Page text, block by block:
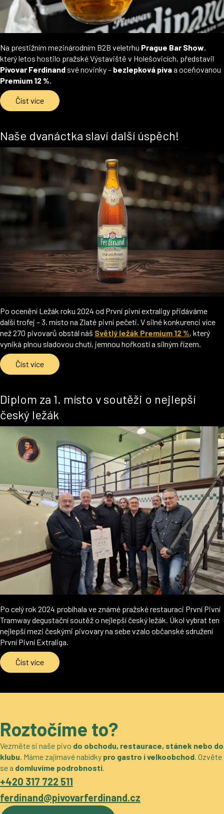
Na prestižním mezinárodním B2B veletrhu Prague Bar Show,
který letos hostilo pražské Výstaviště v Holešovicích, představil
Pivovar Ferdinand své novinky – bezlepková pivaa oceňovanou
Premium 12 %
Číst více
Naše dvanáctka slaví další úspěch!
Po ocenění Ležák roku 2024 od První pivní extraligy přidáváme
další trofej – 3. místo na Zlaté pivní pečeti. V silné konkurenci více
než 270 pivovarů obstál náš Světlý ležák Premium 12 %, který
vyniká plnou sladovou chutí, jemnou hořkostí a silným řízem.
Číst více
Diplom za 1. místo v soutěži o nejlepší
český ležák
Po celý rok 2024 probíhala ve známé pražské restauraci První Pivní
Tramway degustační soutěž o nejlepší český ležák. Úkol vybrat ten
nejlepší mezi českými pivovary na sebe vzalo občanské sdružení
První Pivní Extraliga.
Číst více
Roztočíme to?
Vezměte si naše pivo do obchodu, restaurace, stánek nebo do
klubu. Máme zajímavé nabídky pro gastro i velkoobchod. Ozvěte
se a domluvíme podrobnosti.
+420 317 722 511
ferdinand@pivovarferdinand.cz